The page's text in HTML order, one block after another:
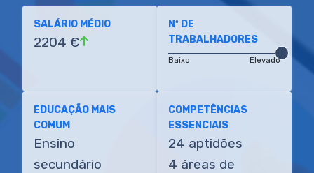
SALÁRIO MÉDIO
2204 €
Nº DE
TRABALHADORES
Baixo Elevado
EDUCAÇÃO MAIS
COMUM
Ensino
secundário
COMPETÊNCIAS
ESSENCIAIS
24 aptidões
4 áreas de